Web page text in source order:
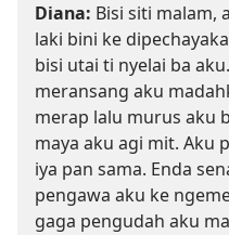
Diana: Bisi siti malam,
laki bini ke
bisi utai ti nyelai ba
meransang aku
merap lalu murus aku
maya aku agi mit. Aku
iya pan sama. Enda
pengawa aku ke
gaga pengudah aku